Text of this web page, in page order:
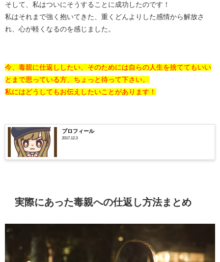
そして、私はついにそうすることに成功したのです！
私はそれまで強く抱いてきた、重くどんよりした感情から解放さ
れ、心が軽くなるのを感じました。
今、毒親に仕返ししたい、そのためには自らの人生を捨ててもいい
とまで思っている方、ちょっと待って下さい。
私にはどうしてもお伝えしたいことがあります！
プロフィール
2017.12.3
実際にあった毒親への仕返し方法まとめ